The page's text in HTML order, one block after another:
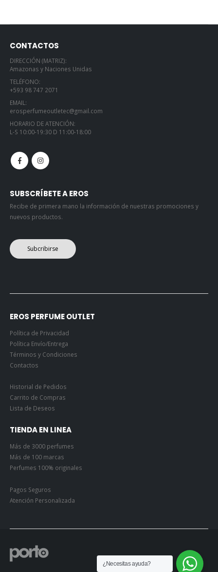
CONTACTOS
DIRECCIÓN (MATRIZ):
Amazonas y Naciones Unidas
TELÉFONO:
+593 98 747 2071
EMAIL:
erosperfumeoutletec@gmail.com
HORARIO DE ATENCIÓN:
L-S 10:00-19:30 D 11:00-18:00
SUBSCRÍBETE A EROS
Recibe de primera mano la información de nuestras promociones y
nuevos productos.
Subcribirse
EROS PERFUME OUTLET
Política de Privacidad
Política Envío/Entrega
Términos y Condiciones
Contactos
Historial de Pedidos
Carrito de Compras
Lista de Deseos
TIENDA EN LINEA
Más de 3000 perfumes
Más de 100 marcas
Perfumes 100% originales
Pagos Seguros
Atención Personalizada
¿Necesitas ayuda?